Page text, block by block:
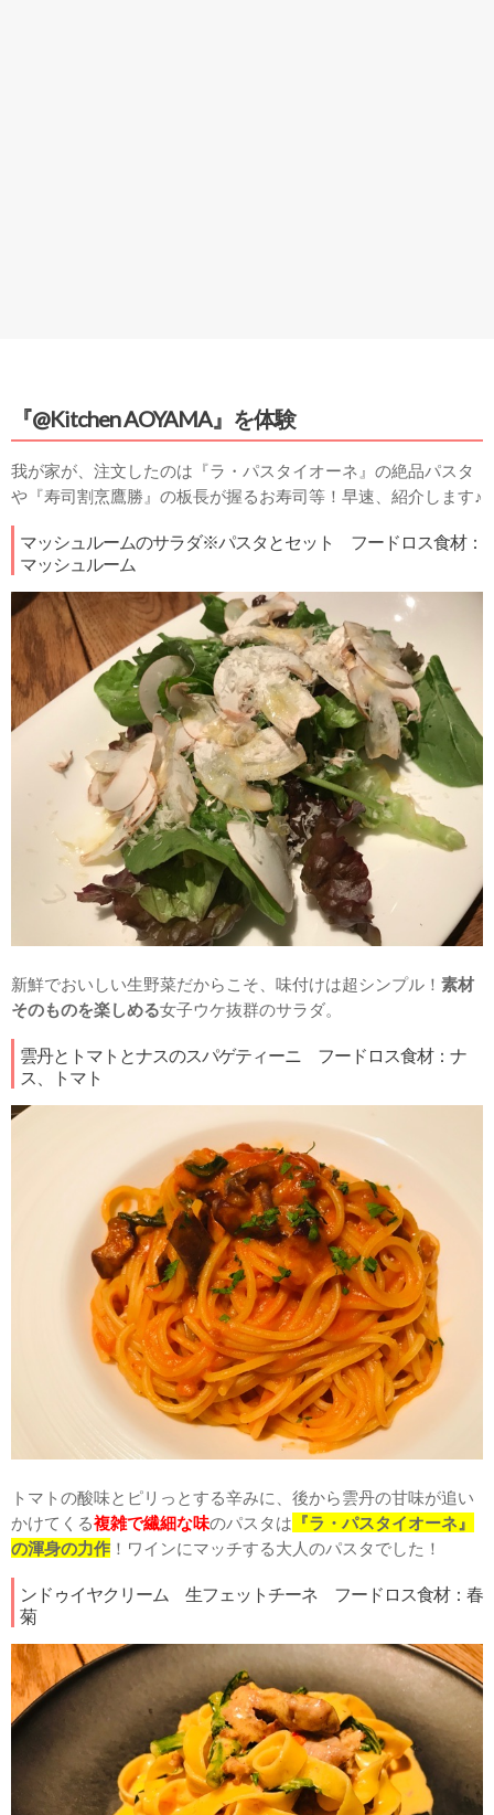
『@Kitchen AOYAMA』を体験
我が家が、注文したのは『ラ・パスタイオーネ』の絶品パスタ
や『寿司割烹鷹勝』の板長が握るお寿司等！早速、紹介します♪
マッシュルームのサラダ※パスタとセット フードロス食材：
マッシュルーム
新鮮でおいしい生野菜だからこそ、味付けは超シンプル！ 素材
そのものを楽しめる女子ウケ抜群のサラダ。
雲丹とトマトとナスのスパゲティーニ フードロス食材：ナ
ス、トマト
トマトの酸味とピリっとする辛みに、後から雲丹の甘味が追い
かけてくる複雑で繊細な味のパスタは 『ラ・パスタイオーネ』
の渾身の力作 ！ワインにマッチする大人のパスタでした！
ンドゥイヤクリーム 生フェットチーネ フードロス食材：春
菊